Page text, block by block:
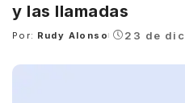
y las llamadas
Posted
Por: Rudy Alonso 23 de